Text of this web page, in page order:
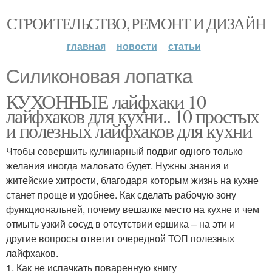
СТРОИТЕЛЬСТВО, РЕМОНТ И ДИЗАЙН
главная новости статьи
Силиконовая лопатка
КУХОННЫЕ лайфхаки 10
лайфхаков для кухни.. 10 простых
и полезных лайфхаков для кухни
Чтобы совершить кулинарный подвиг одного только
желания иногда маловато будет. Нужны знания и
житейские хитрости, благодаря которым жизнь на кухне
станет проще и удобнее. Как сделать рабочую зону
функциональней, почему вешалке место на кухне и чем
отмыть узкий сосуд в отсутствии ершика – на эти и
другие вопросы ответит очередной ТОП полезных
лайфхаков.
1. Как не испачкать поваренную книгу